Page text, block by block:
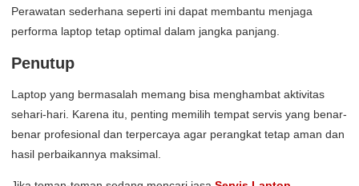
Perawatan sederhana seperti ini dapat membantu menjaga
performa laptop tetap optimal dalam jangka panjang.
Penutup
Laptop yang bermasalah memang bisa menghambat aktivitas
sehari-hari. Karena itu, penting memilih tempat servis yang benar-
benar profesional dan terpercaya agar perangkat tetap aman dan
hasil perbaikannya maksimal.